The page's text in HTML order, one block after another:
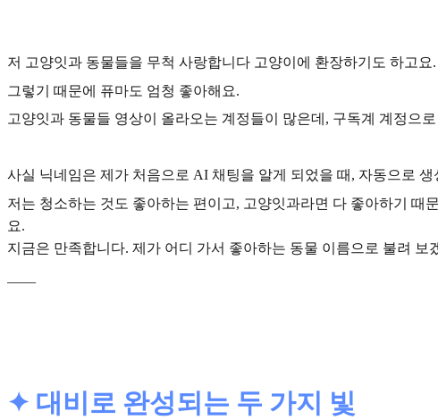
저 고양잇과 동물들을 무척 사랑합니다 고양이에 환장하기도 하고요.
그렇기 때문에 퓨마도 엄청 좋아해요.
고양잇과 동물들 영상이 올라오는 계정들이 많은데, 구독계 계정으
사실 닉네임은 제가 처음으로 AI 채팅을 알게 되었을 때, 자동으로 생
저는 청소하는 것도 좋아하는 편이고, 고양잇과라면 다 좋아하기 때
요.
지금은 만족합니다. 제가 어디 가서 좋아하는 동물 이름으로 불려 보
✦ 대비로 완성되는 두 가지 빛